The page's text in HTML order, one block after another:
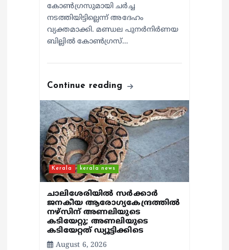
കോൺഗ്രസുമായി ചർച്ച
നടത്തിയിട്ടില്ലെന്ന് അദേഹം
വ്യക്തമാക്കി. മണ്ഡല പുനർനിർണയ
ബില്ലിൽ കോൺഗ്രസ്…
Continue reading
Kerala kerala news
ചാലിശേരിയില്‍ സര്‍ക്കാര്‍
ജനകീയ ആരോഗ്യകേന്ദ്രത്തില്‍
നഴ്സിന് അണലിയുടെ
കടിയേറ്റു; അണലിയുടെ
കടിയേറ്റത് ഡ്യൂട്ടിക്കിടെ
August 6, 2026